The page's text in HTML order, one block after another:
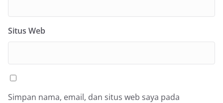
Situs Web
Simpan nama, email, dan situs web saya pada